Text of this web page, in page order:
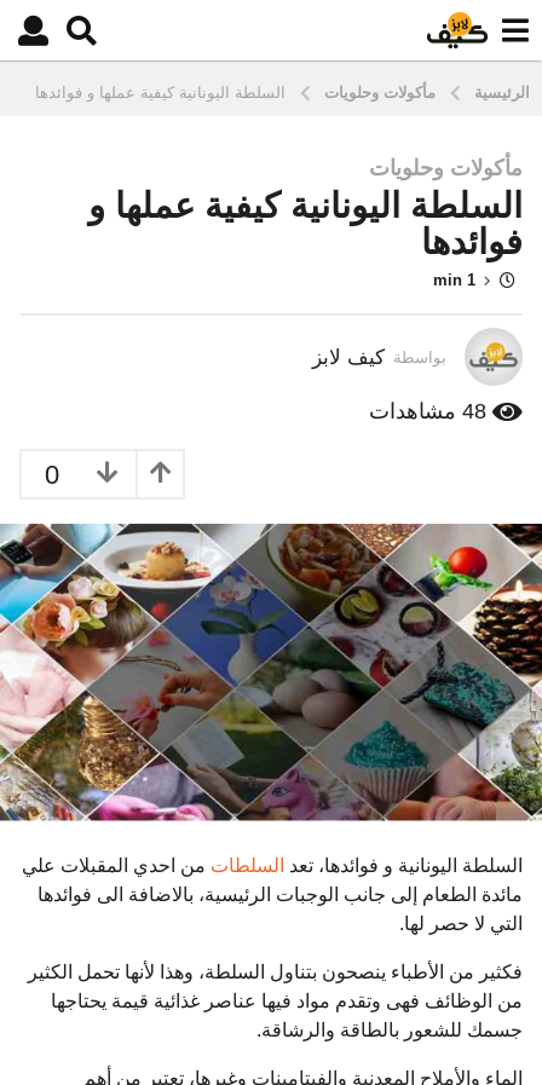
الرئيسية مأكولات وحلويات السلطة اليونانية كيفية عملها و فوائدها
1
س
ن
و
ت
م
ن
و
ا
ت
م
ن
ذ
مأكولات وحلويات
السلطة اليونانية كيفية عملها و
فوائدها
1 min
بواسطة كيف لابز
48 مشاهدات
0
السلطة اليونانية و فوائدها، تعد السلطات من احدي المقبلات علي
مائدة الطعام إلى جانب الوجبات الرئيسية، بالاضافة الى فوائدها
التي لا حصر لها.
فكثير من الأطباء ينصحون بتناول السلطة، وهذا لأنها تحمل الكثير
من الوظائف فهى وتقدم مواد فيها عناصر غذائية قيمة يحتاجها
جسمك للشعور بالطاقة والرشاقة.
الماء والأملاح المعدنية والفيتامينات وغيرها، تعتبر من أهم